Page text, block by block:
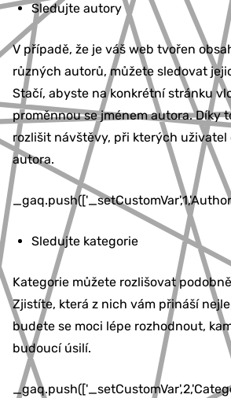
Sledujte autory
V případě, že je váš web tvořen
různých autorů, můžete sledovat
Stačí, abyste na konkrétní stránku
proměnnou se jménem autora. Díky
rozlišit návštěvy, při kterých
autora.
Sledujte kategorie
Kategorie můžete rozlišovat
Zjistíte, která z nich vám přináší
budete se moci lépe rozhodnout,
budoucí úsilí.